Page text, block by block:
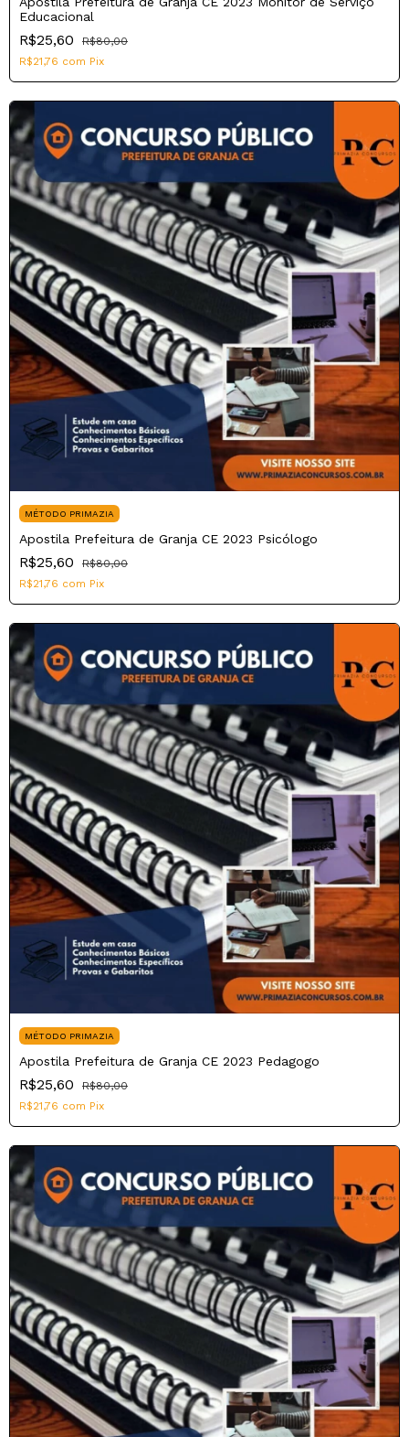
Educacional
R$25,60
R$80,00
R$21,76 com Pix
MÉTODO PRIMAZIA
Apostila Prefeitura de Granja CE 2023 Psicólogo
R$25,60
R$80,00
R$21,76 com Pix
MÉTODO PRIMAZIA
Apostila Prefeitura de Granja CE 2023 Pedagogo
R$25,60
R$80,00
R$21,76 com Pix